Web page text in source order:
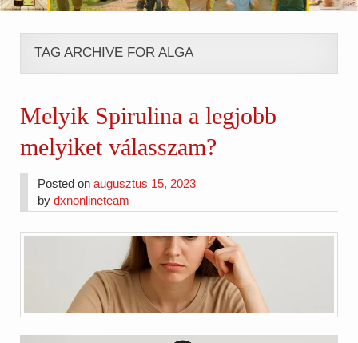
TAG ARCHIVE FOR ALGA
Melyik Spirulina a legjobb
melyiket válasszam?
Posted onaugusztus 15, 2023
bydxnonlineteam